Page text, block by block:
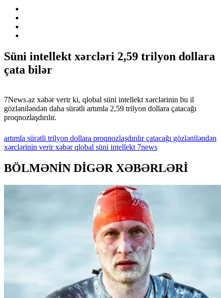
Süni intellekt xərcləri 2,59 trilyon dollara
çata bilər
7News.az xəbər verir ki, qlobal süni intellekt xərclərinin bu il
gözləniləndən daha sürətli artımla 2,59 trilyon dollara çatacağı
proqnozlaşdırılır.
artımla sürətli trilyon dollara proqnozlaşdırılırçatacağı gözləniləndən
xərclərinin verirxəbərqlobal süni intellekt 7news
BÖLMƏNİN DİGƏR XƏBƏRLƏRİ